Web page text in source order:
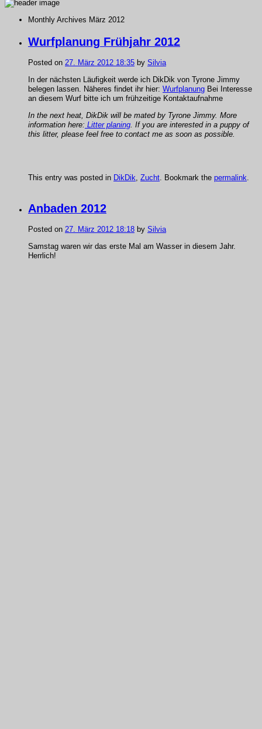
Monthly Archives März 2012
Wurfplanung Frühjahr 2012
Posted on 27. März 2012 18:35 by Silvia
In der nächsten Läufigkeit werde ich DikDik von Tyrone Jimmy
belegen lassen. Näheres findet ihr hier: Wurfplanung Bei Interesse
an diesem Wurf bitte ich um frühzeitige Kontaktaufnahme
In the next heat, DikDik will be mated by Tyrone Jimmy. More
information here: Litter planing . If you are interested in a puppy of
this litter, please feel free to contact me as soon as possible.
This entry was posted in DikDik Zucht . Bookmark the permalink
Anbaden 2012
Posted on 27. März 2012 18:18 by Silvia
Samstag waren wir das erste Mal am Wasser in diesem Jahr.
Herrlich!